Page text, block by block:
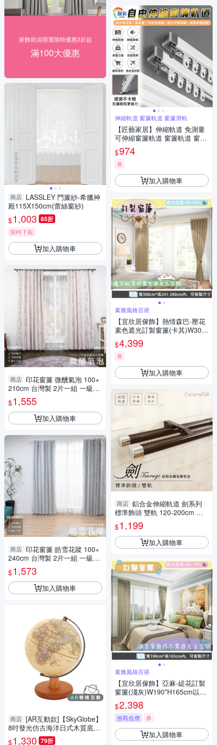
家飾衛浴開運限時優惠3折起
滿100大優惠
商店 LASSLEY 門簾紗-希臘神
殿115X150cm(蕾絲窗紗)
$1,003 85折
限時下殺
加入購物車
商店 印花窗簾 微醺氣泡 100×
210cm 台灣製 2片一組 一級遮
光 可機洗 兩倍抓皺 日本技術
型態記憶加工
$1,555
加入購物車
商店 印花窗簾 皓雪花蹤 100×
240cm 台灣製 2片一組 一級遮
光 可水洗 厚底窗簾 可機洗 兩
倍抓皺
$1,573
加入購物車
商店 [AR互動款]【SkyGlobe】
8吋發光仿古海洋日式木質底座
地球儀(英文版)
$1,330 79折
伸縮軌道 窗簾軌道 窗簾滑軌
【匠藝家居】伸縮軌道 免測量
可伸縮窗簾軌道 窗簾軌道 窗簾
滑軌 雙軌窗簾軌道 鋁合金材
質-頂裝單軌1.5米
$974
券
加入購物車
素雅風格百搭
【宜欣居傢飾】熱情森巴-壓花
素色遮光訂製窗簾(卡其)W300*
H241-280cm以內*2片/台灣製
$4,399
券
加入購物車
商店 鋁合金伸縮軌道 劍系列
標準飾頭 雙軌 120-200cm 造
型窗簾軌道DIY 遮光窗簾專用
軌道
$1,199
加入購物車
素雅風格百搭
【宜欣居傢飾】亞麻-緹花訂製
窗簾(淺灰)W190*H165cm以內*
2片/半腰/台灣製MIT
$2,398
挑戰低價 券
加入購物車